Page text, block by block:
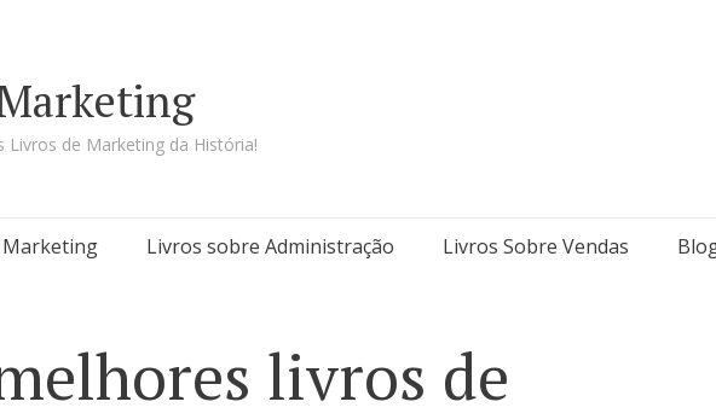
Livros de Marketing da História!
Marketing Livros sobre Administração Livros Sobre Vendas
livros de